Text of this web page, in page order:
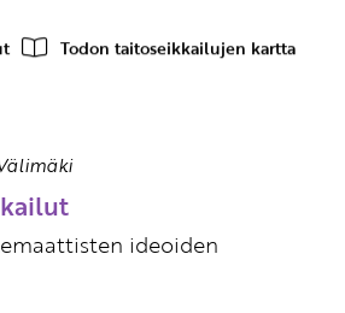
Todon taitoseikkailujen kartta
ideoiden